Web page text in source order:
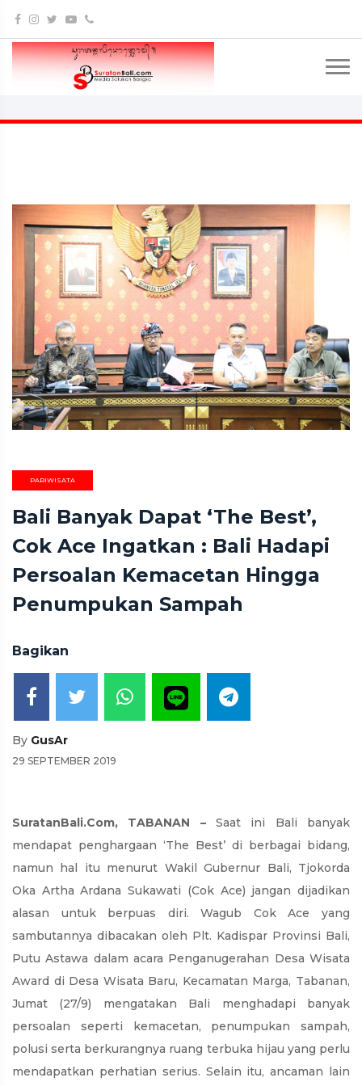
PARIWISATA
Bali Banyak Dapat ‘The Best’,
Cok Ace Ingatkan : Bali Hadapi
Persoalan Kemacetan Hingga
Penumpukan Sampah
Bagikan
By GusAr
29 SEPTEMBER 2019
SuratanBali.Com, TABANAN – Saat ini Bali banyak
mendapat penghargaan ‘The Best’ di berbagai bidang,
namun hal itu menurut Wakil Gubernur Bali, Tjokorda
Oka Artha Ardana Sukawati (Cok Ace) jangan dijadikan
alasan untuk berpuas diri. Wagub Cok Ace yang
sambutannya dibacakan oleh Plt. Kadispar Provinsi Bali,
Putu Astawa dalam acara Penganugerahan Desa Wisata
Award di Desa Wisata Baru, Kecamatan Marga, Tabanan,
Jumat (27/9) mengatakan Bali menghadapi banyak
persoalan seperti kemacetan, penumpukan sampah,
polusi serta berkurangnya ruang terbuka hijau yang perlu
mendapatkan perhatian serius. Selain itu, ancaman lain